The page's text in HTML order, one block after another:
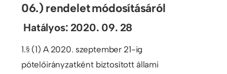
06.) rendelet módosításáról
Hatályos: 2020. 09. 28
1.§ (1) A 2020. szeptember 21-ig
pótelőirányzatként biztosított állami